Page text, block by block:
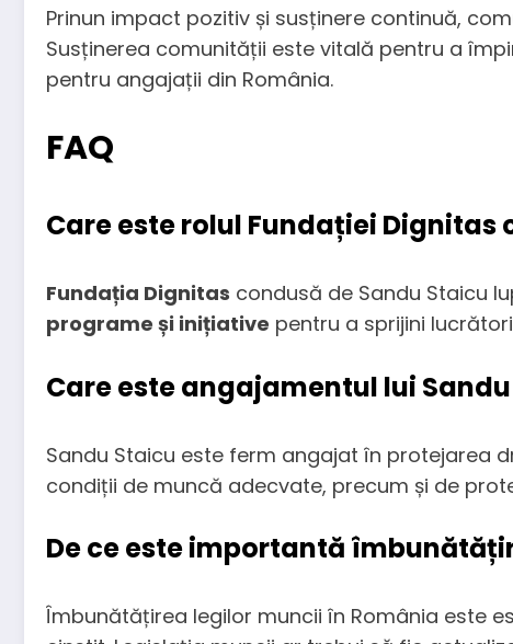
Prinun impact pozitiv și susținere continuă,
Susținerea comunității este vitală pentru a
pentru angajații din România.
FAQ
Care este rolul Fundației Dignitas
Fundația Dignitas condusă de Sandu Staicu
programe și inițiative pentru a sprijini
Care este angajamentul lui
Sandu Staicu este ferm angajat în protejarea
condiții de muncă adecvate, precum și de
De ce este importantă
Îmbunătățirea legilor muncii în România este